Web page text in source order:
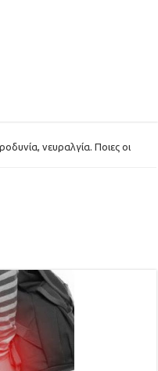
νευραλγία. Ποιες οι